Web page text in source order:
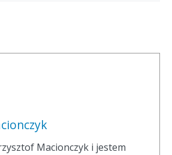
Macionczyk i jestem